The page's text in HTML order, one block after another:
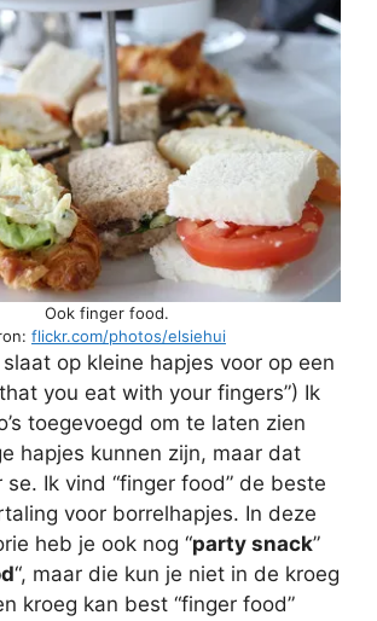
Ook finger food.
flickr.com/photos/elsiehui
slaat op kleine hapjes voor op een
you eat with your fingers”) Ik
toegevoegd om te laten zien
hapjes kunnen zijn, maar dat
Ik vind “finger food” de beste
voor borrelhapjes. In deze
heb je ook nog “party snack”
“, maar die kun je niet in de kroeg
kroeg kan best “finger food”